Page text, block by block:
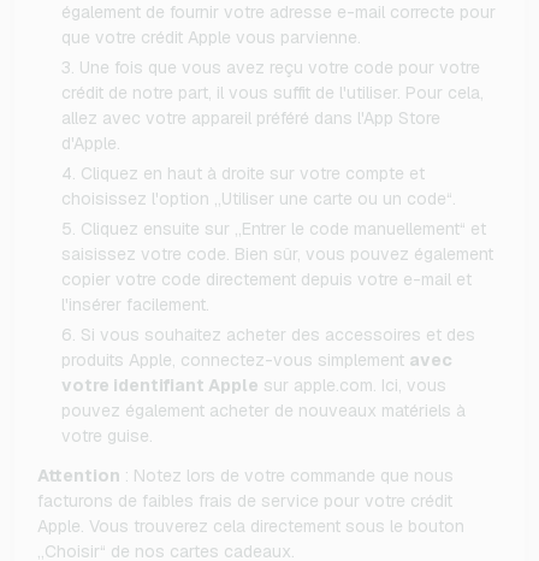
également de fournir votre adresse e-mail correcte pour
que votre crédit Apple vous parvienne.
Une fois que vous avez reçu votre code pour votre
crédit de notre part, il vous suffit de l'utiliser. Pour cela,
allez avec votre appareil préféré dans l'App Store
d'Apple.
Cliquez en haut à droite sur votre compte et
choisissez l'option „Utiliser une carte ou un code“.
Cliquez ensuite sur „Entrer le code manuellement“ et
saisissez votre code. Bien sûr, vous pouvez également
copier votre code directement depuis votre e-mail et
l'insérer facilement.
Si vous souhaitez acheter des accessoires et des
produits Apple, connectez-vous simplement avec
votre identifiant Apple sur apple.com. Ici, vous
pouvez également acheter de nouveaux matériels à
votre guise.
Attention : Notez lors de votre commande que nous
facturons de faibles frais de service pour votre crédit
Apple. Vous trouverez cela directement sous le bouton
„Choisir“ de nos cartes cadeaux.